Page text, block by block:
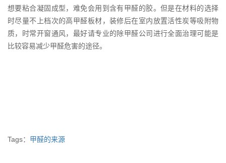
想要粘合凝固成型，难免会用到含有甲醛的胶。但是在材料的选择
时尽量不上档次的高甲醛板材，装修后在室内放置活性炭等吸附物
质，时常开窗通风，最好请专业的除甲醛公司进行全面治理可能是
比较容易减少甲醛危害的途径。
Tags： 甲醛的来源